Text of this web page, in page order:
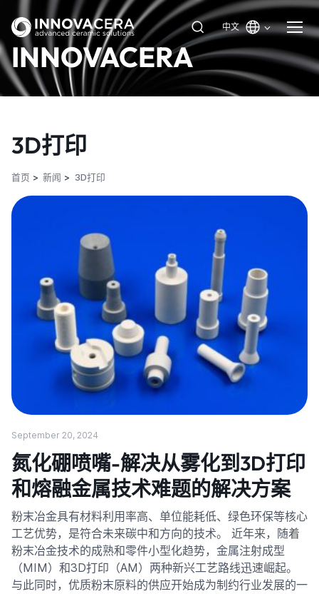
中文
INNOVACERA
3D打印
首页 新闻 3D打印
September 20, 2024
氮化硼喷嘴-解决从雾化到3D打印
和熔融金属技术难题的解决方案
粉末冶金具有材料利用率高、单位能耗低、绿色环保等核心
工艺优势，是符合未来碳中和方向的技术。 近年来，随着
粉末冶金技术的成熟和零件小型化趋势，金属注射成型
（MIM）和3D打印（AM）两种新兴工艺路线迅速崛起。
与此同时，优质粉末原料的供应开始成为制约行业发展的一